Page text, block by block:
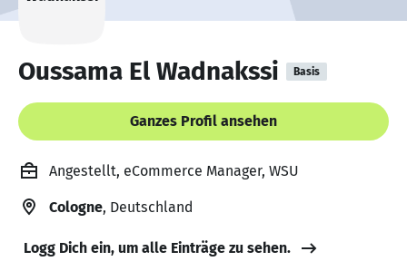
Oussama El Wadnakssi Basis
Ganzes Profil ansehen
Angestellt, eCommerce Manager, WSU
Cologne, Deutschland
Logg Dich ein, um alle Einträge zu sehen.